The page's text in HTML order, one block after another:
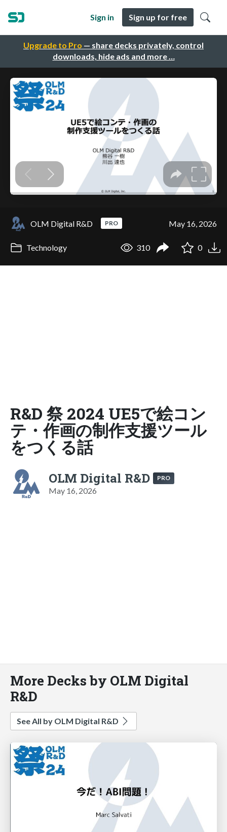
Upgrade to Pro — share decks privately, control
downloads, hide ads and more …
Sign in Sign up for free
OLM Digital R&D PRO May 16, 2026
Technology 310 0
R&D 祭 2024 UE5で絵コン
テ・作画の制作支援ツール
をつくる話
OLM Digital R&D PRO
May 16, 2026
More Decks by OLM Digital
R&D
See All by OLM Digital R&D